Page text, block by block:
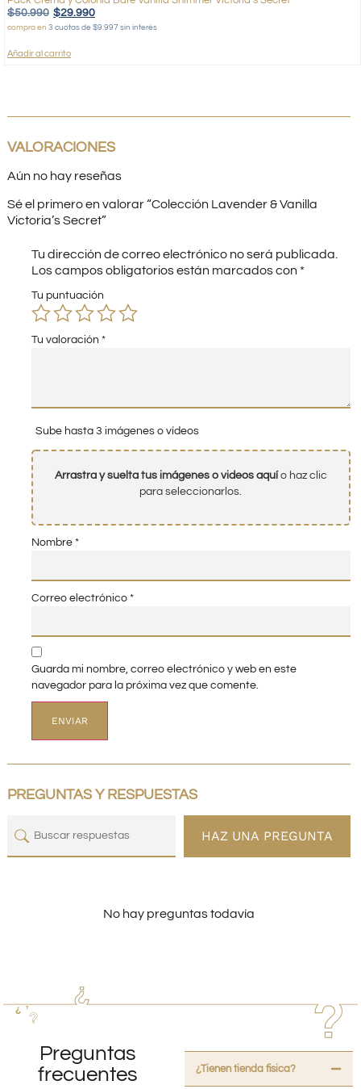
$50.990 $29.990
compra en 3 cuotas de $9.997 sin interés
Añadir al carrito
VALORACIONES
Aún no hay reseñas
Sé el primero en valorar “Colección Lavender & Vanilla
Victoria’s Secret”
Tu dirección de correo electrónico no será publicada.
Los campos obligatorios están marcados con *
Tu puntuación
Tu valoración *
Sube hasta 3 imágenes o vídeos
Arrastra y suelta tus imágenes o videos aquío haz clic
para seleccionarlos.
Nombre *
Correo electrónico *
Guarda mi nombre, correo electrónico y web en este
navegador para la próxima vez que comente.
PREGUNTAS Y RESPUESTAS
HAZ UNA PREGUNTA
No hay preguntas todavía
Preguntas
frecuentes
¿Tienen tienda fisica?